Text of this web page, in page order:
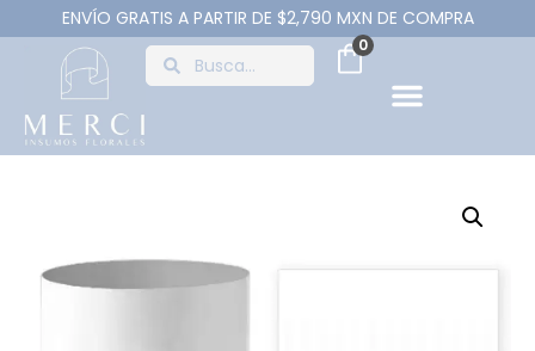
ENVÍO GRATIS A PARTIR DE $2,790 MXN DE COMPRA
0